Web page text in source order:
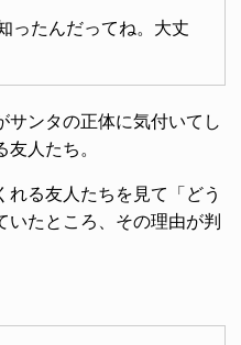
ったんだってね。大丈
サンタの正体に気付いてし
人たち。
る友人たちを見て「どう
いたところ、その理由が判